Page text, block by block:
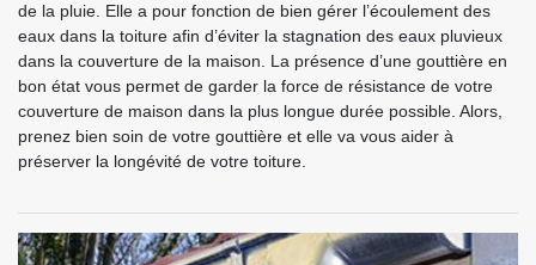
de la pluie. Elle a pour fonction de bien gérer l’écoulement des
eaux dans la toiture afin d’éviter la stagnation des eaux pluvieux
dans la couverture de la maison. La présence d’une gouttière en
bon état vous permet de garder la force de résistance de votre
couverture de maison dans la plus longue durée possible. Alors,
prenez bien soin de votre gouttière et elle va vous aider à
préserver la longévité de votre toiture.